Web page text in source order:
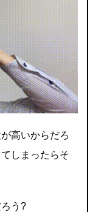
高いからだろ
しまったらそ
う?